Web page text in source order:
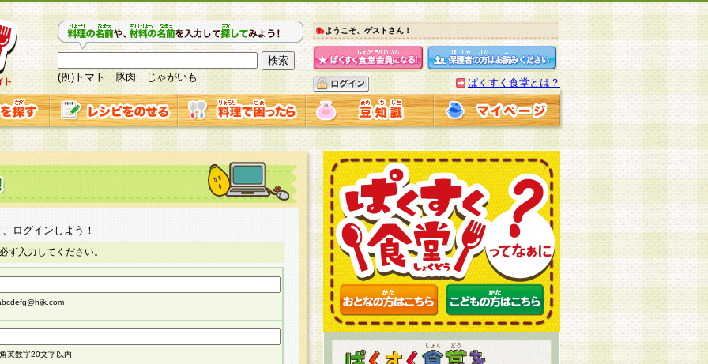
(例)トマト 豚肉 じゃがいも
ようこそ、ゲストさん！
ぱくすく食堂とは？
ログインしよう！
ず入力してください。
英数字20文字以内